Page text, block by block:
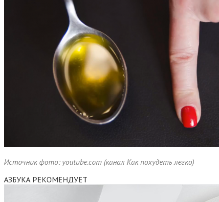
Источник фото: youtube.com (канал Как похудеть легко)
АЗБУКА РЕКОМЕНДУЕТ